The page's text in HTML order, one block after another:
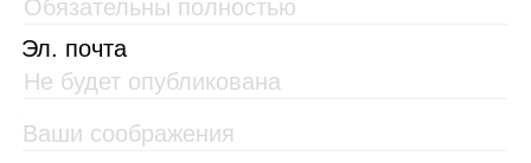
Эл. почта